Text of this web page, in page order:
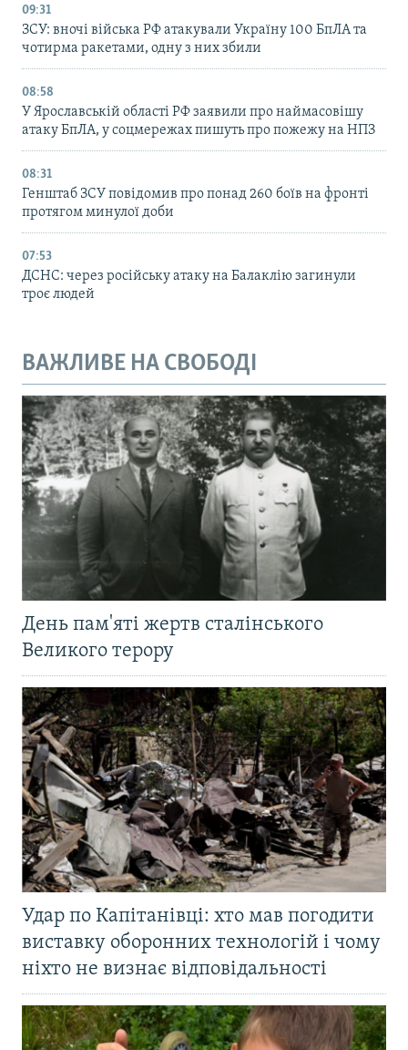
09:31
ЗСУ: вночі війська РФ атакували Україну 100 БпЛА та
чотирма ракетами, одну з них збили
08:58
У Ярославській області РФ заявили про наймасовішу
атаку БпЛА, у соцмережах пишуть про пожежу на НПЗ
08:31
Генштаб ЗСУ повідомив про понад 260 боїв на фронті
протягом минулої доби
07:53
ДСНС: через російську атаку на Балаклію загинули
троє людей
ВАЖЛИВЕ НА СВОБОДІ
День пам'яті жертв сталінського
Великого терору
Удар по Капітанівці: хто мав погодити
виставку оборонних технологій і чому
ніхто не визнає відповідальності